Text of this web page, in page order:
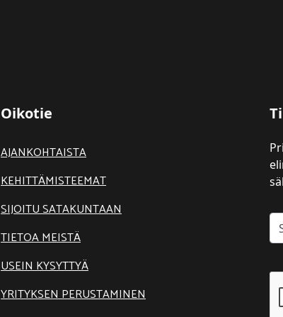
Oikotie
AJANKOHTAISTA
KEHITTÄMISTEEMAT
SIJOITU SATAKUNTAAN
TIETOA MEISTÄ
USEIN KYSYTTYÄ
YRITYKSEN PERUSTAMINEN